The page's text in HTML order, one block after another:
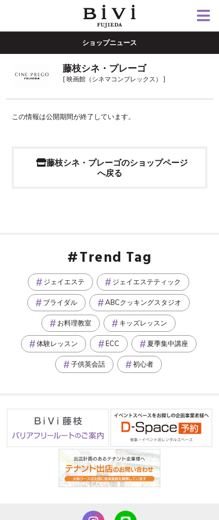
ショップニュース
藤枝シネ・プレーゴ
[ 映画館（シネマコンプレックス） ]
この情報は公開期間が終了しています。
藤枝シネ・プレーゴのショップページ
へ戻る
Trend Tag
ジェイエステ ジェイエステティック
ブライダル ABCクッキングスタジオ
お料理教室 キッズレッスン
体験レッスン ECC 夏季集中講座
子供英会話 初心者